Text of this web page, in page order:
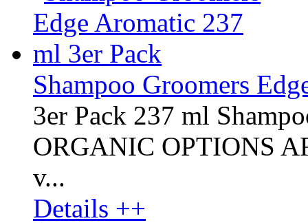
Shampoo Groomers
3er Pack 237 ml
ORGANIC OPTIONS
v...
Details ++